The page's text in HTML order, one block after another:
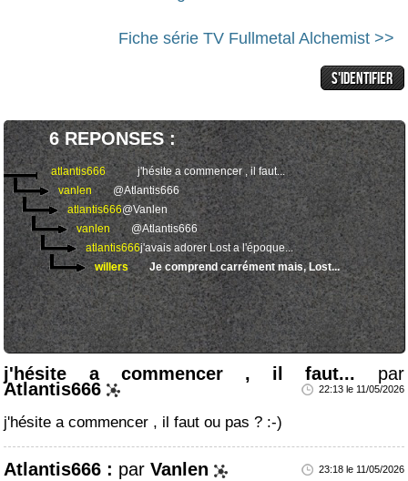
Fiche série TV Fullmetal Alchemist >>
6 REPONSES :
atlantis666
j'hésite a commencer , il faut...
vanlen
@Atlantis666
atlantis666@Vanlen
vanlen
@Atlantis666
atlantis666j'avais adorer Lost a l'époque...
willers
Je comprend carrément mais, Lost...
j'hésite a commencer , il faut... par
Atlantis666 22:13 le 11/05/2026
j'hésite a commencer , il faut ou pas ? :-)
Atlantis666 : parVanlen 23:18 le 11/05/2026